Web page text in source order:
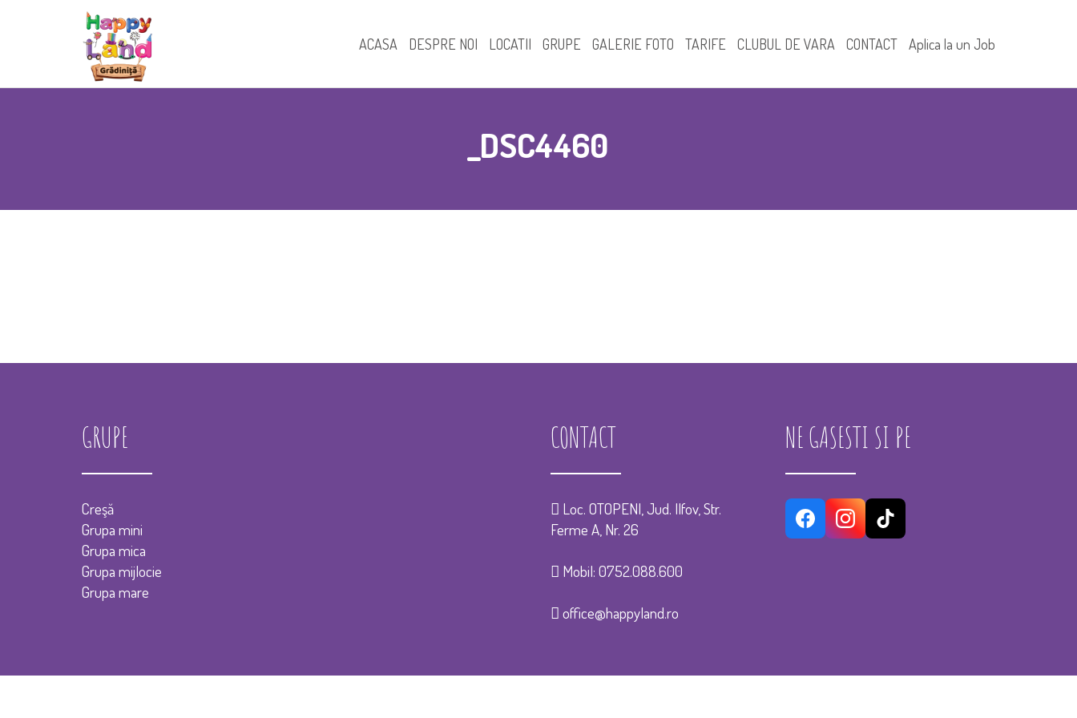
ACASA DESPRE NOI LOCATII GRUPE GALERIE FOTO TARIFE CLUBUL DE VARA CONTACT Aplica la un Job
_DSC4460
GRUPE
Creşă
Grupa mini
Grupa mica
Grupa mijlocie
Grupa mare
CONTACT
Loc. OTOPENI, Jud. Ilfov, Str.
Ferme A, Nr. 26
Mobil: 0752.088.600
office@happyland.ro
NE GASESTI SI PE